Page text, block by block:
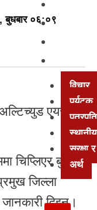
विचार
पर्यटक
सुरक्षा
अर्थ
बुधबार ०६:०९
एयरको
चिप्लिएर बुधबार
जिल्ला
दिइन्।